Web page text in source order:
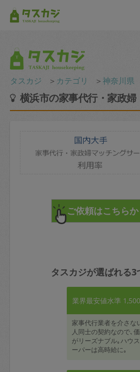
タスカジ ＞ カテゴリ ＞神奈川県
横浜市の家事代行・家政婦
タスカジが選ばれる3
業界最安値水準
家事代行業者を介さな
人同士の契約なので､
がリーズナブル｡ハウ
ーパーは高時給に｡